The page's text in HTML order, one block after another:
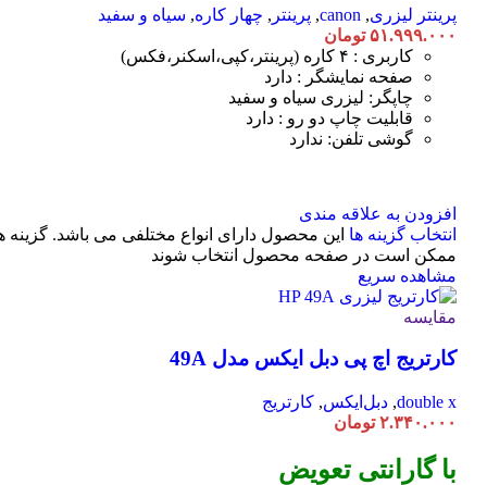
پرینتر لیزری,
canon
, پرینتر , چهار کاره, سیاه و سفید
۵۱.۹۹۹.۰۰۰ تومان
کاربری : ۴ کاره (پرینتر،کپی،اسکنر،فکس)
صفحه نمایشگر : دارد
چاپگر: لیزری سیاه و سفید
قابلیت چاپ دو رو : دارد
گوشی تلفن: ندارد
افزودن به علاقه مندی
انتخاب گزینه ها این محصول دارای انواع مختلفی می باشد. گزینه
ممکن است در صفحه محصول انتخاب شوند
مشاهده سریع
مقایسه
کارتریج اچ پی دبل ایکس مدل 49A
double x
, دبل‌ایکس, کارتریج
۲.۳۴۰.۰۰۰ تومان
با گارانتی تعویض